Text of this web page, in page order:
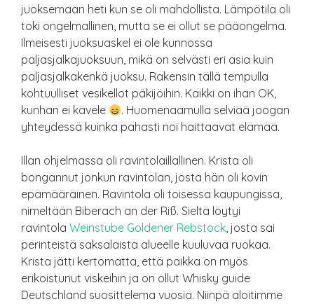
juoksemaan heti kun se oli mahdollista. Lämpötila oli
toki ongelmallinen, mutta se ei ollut se pääongelma.
Ilmeisesti juoksuaskel ei ole kunnossa
paljasjalkajuoksuun, mikä on selvästi eri asia kuin
paljasjalkakenkä juoksu. Rakensin tällä tempulla
kohtuulliset vesikellot päkijöihin. Kaikki on ihan OK,
kunhan ei kävele
. Huomenaamulla selviää joogan
yhteydessä kuinka pahasti noi haittaavat elämää.
Illan ohjelmassa oli ravintolaillallinen. Krista oli
bongannut jonkun ravintolan, josta hän oli kovin
epämääräinen. Ravintola oli toisessa kaupungissa,
nimeltään Biberach an der Riß. Sieltä löytyi
ravintola Weinstube Goldener Rebstock, josta sai
perinteistä saksalaista alueelle kuuluvaa ruokaa.
Krista jätti kertomatta, että paikka on myös
erikoistunut viskeihin ja on ollut Whisky guide
Deutschland suosittelema vuosia. Niinpä aloitimme